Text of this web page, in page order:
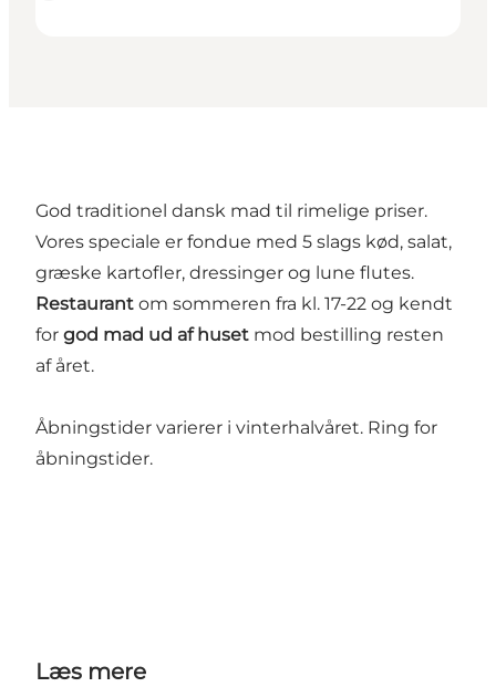
God traditionel dansk mad til rimelige priser.
Vores speciale er fondue med 5 slags kød, salat,
græske kartofler, dressinger og lune flutes.
Restaurant om sommeren fra kl. 17-22 og kendt
for god mad ud af huset mod bestilling resten
af året.
Åbningstider varierer i vinterhalvåret. Ring for
åbningstider.
Læs mere